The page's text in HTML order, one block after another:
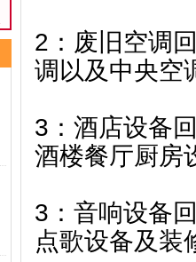
2：废旧空调
调以及中央空
3：酒店设备
酒楼餐厅厨房
3：音响设备
点歌设备及装